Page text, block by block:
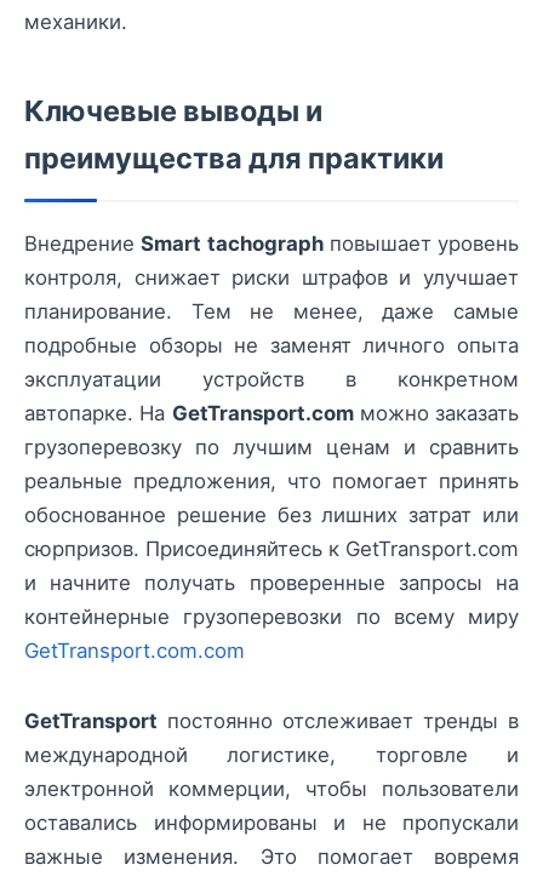
механики.
Ключевые выводы и
преимущества для практики
ВнедрениеSmart tachographповышает уровень
контроля, снижает риски штрафов и улучшает
планирование. Тем не менее, даже самые
подробные обзоры не заменят личного опыта
эксплуатации устройств в конкретном
автопарке. На GetTransport.comможно заказать
грузоперевозку по лучшим ценам и сравнить
реальные предложения, что помогает принять
обоснованное решение без лишних затрат или
сюрпризов. Присоединяйтесь к GetTransport.com
и начните получать проверенные запросы на
контейнерные грузоперевозки по всему миру
GetTransport.com.com
GetTransport постоянно отслеживает тренды в
международной логистике, торговле и
электронной коммерции, чтобы пользователи
оставались информированы и не пропускали
важные изменения. Это помогает вовремя